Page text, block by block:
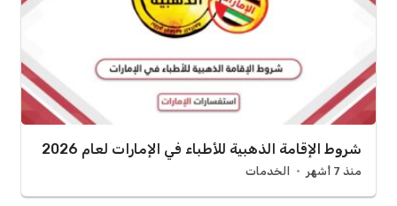
شروط الإقامة الذهبية للأطباء في الإمارات لعام 2026
منذ 7 أشهر الخدمات